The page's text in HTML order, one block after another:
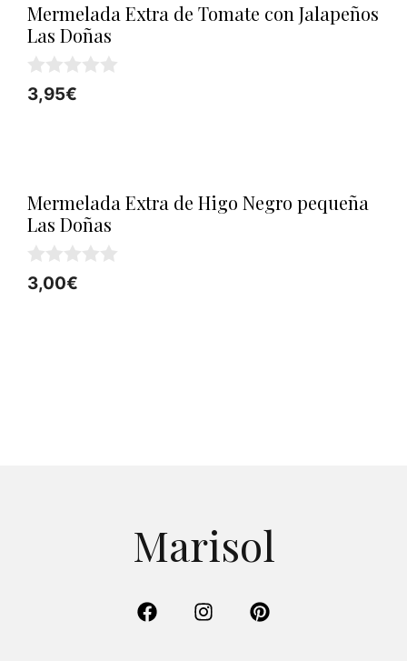
Mermelada Extra de Tomate con Jalapeños
Las Doñas
0
d
3,95€
Mermelada Extra de Higo Negro pequeña
Las Doñas
0
d
3,00€
Marisol